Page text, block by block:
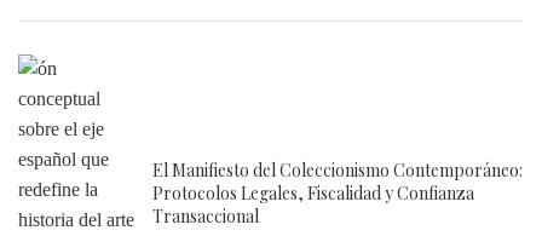
El Manifiesto del Coleccionismo Contemporáneo:
Protocolos Legales, Fiscalidad y Confianza
Transaccional